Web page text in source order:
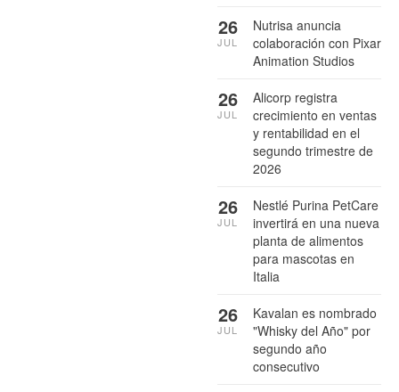
Nutrisa anuncia
colaboración con Pixar
Animation Studios
26
JUL
Alicorp registra
crecimiento en ventas
y rentabilidad en el
segundo trimestre de
2026
26
JUL
Nestlé Purina PetCare
invertirá en una nueva
planta de alimentos
para mascotas en
Italia
26
JUL
Kavalan es nombrado
"Whisky del Año" por
segundo año
consecutivo
26
JUL